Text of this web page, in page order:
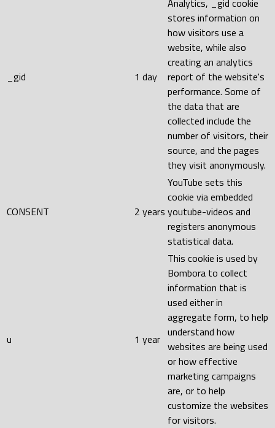
_gid 1 day
Analytics, _gid cookie
stores information on
how visitors use a
website, while also
creating an analytics
report of the website's
performance. Some of
the data that are
collected include the
number of visitors, their
source, and the pages
they visit anonymously.
CONSENT 2 years
YouTube sets this
cookie via embedded
youtube-videos and
registers anonymous
statistical data.
u 1 year
This cookie is used by
Bombora to collect
information that is
used either in
aggregate form, to help
understand how
websites are being used
or how effective
marketing campaigns
are, or to help
customize the websites
for visitors.